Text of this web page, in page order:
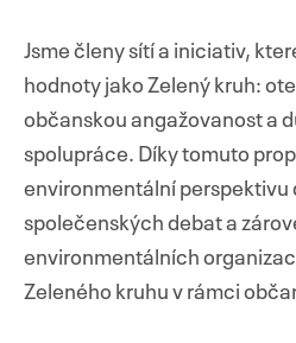
Jsme členy sítí a iniciativ,
hodnoty jako Zelený kruh:
občanskou angažovanost a
spolupráce. Díky tomuto
environmentální perspektivu
společenských debat a
environmentálních
Zeleného kruhu v rámci